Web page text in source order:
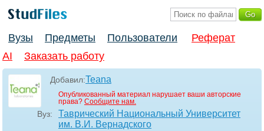
Вузы Предметы Пользователи
Реферат
AI
Заказать работу
Добавил:Teana
Опубликованный материал нарушает ваши авторские
права? Сообщите нам.
Вуз:
Таврический Национальный Университет
им. В.И. Вернадского